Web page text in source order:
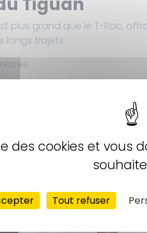
plus grand que le T-Roc,
longs trajets :
T-Roc et du
des cookies et vous
Tout refuser